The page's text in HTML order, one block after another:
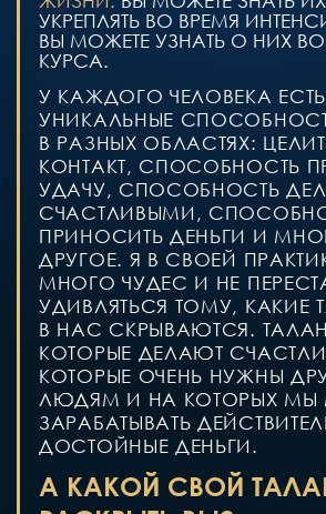
7 ЖИВЫХ УРОКОВС НАТАЛЬЕЙ
ВАСИЛЬЕВОЙВ ЗАПИСИ
КАЖДЫЙ УРОК
ПРОДОЛЖИТЕЛЬНОСТЬЮ 2−2,5 ЧАСА
ЗАПИСИ УРОКОВ СОХРАНЕНЫ
В ЛИЧНОМ КАБИНЕТЕ НА ГЕТКУРСЕ.
ДОСТУП В ЛИЧНЫЙ КАБИНЕТ ПРИДЕТ
ВАМ НА ПОЧТУ ПОСЛЕ ОПЛАТЫ
СЕРТИФИКАТ ИНСТИТУТА
КВАНТОВОЙ ПСИХОЛОГИИ НАТАЛЬИ
ВАСИЛЬЕВОЙ О ПРОХОЖДЕНИИ
ИНТЕНСИВА
В ЭТОМ КУРСЕ ОСОБОЕ
ВНИМАНИЕ МЫ УДЕЛИМ
ПРАКТИКЕ ВО ВРЕМЯ УРОКОВ,
ЧТОБЫ ВЫ МОГЛИ ОТКРЫТЬ
СВОИ СПОСОБНОСТИ
И ПОЛЬЗОВАТЬСЯ ИМИ
В ЖИЗНИ.